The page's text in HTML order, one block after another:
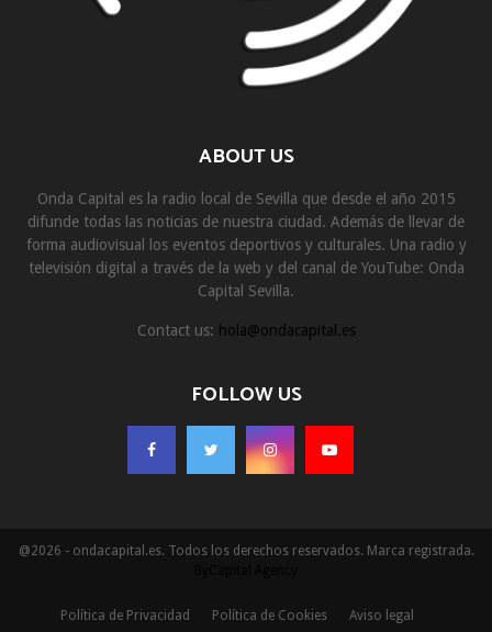
ABOUT US
Onda Capital es la radio local de Sevilla que desde el año 2015
difunde todas las noticias de nuestra ciudad. Además de llevar de
forma audiovisual los eventos deportivos y culturales. Una radio y
televisión digital a través de la web y del canal de YouTube: Onda
Capital Sevilla.
Contact us: hola@ondacapital.es
FOLLOW US
@2026 - ondacapital.es. Todos los derechos reservados. Marca registrada.
Política de Privacidad Política de Cookies Aviso legal